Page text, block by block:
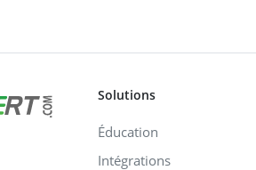
Solutions
Éducation
Intégrations